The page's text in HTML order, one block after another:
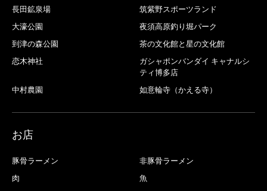
長田鉱泉場
筑紫野スポーツランド
大濠公園
夜須高原釣り堀パーク
到津の森公園
茶の文化館と星の文化館
恋木神社
ガシャポンバンダイ キャナルシ
ティ博多店
中村農園
如意輪寺（かえる寺）
お店
豚骨ラーメン
非豚骨ラーメン
肉
魚